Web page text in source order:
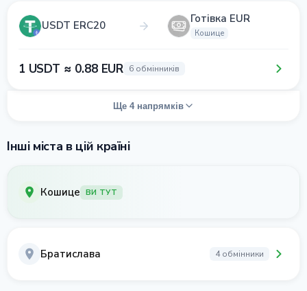
USDT ERC20 Готівка EUR
Кошице
1 USDT ≈ 0.88 EUR 6 обмінників
Ще 4 напрямків
Інші міста в цій країні
Кошице ВИ ТУТ
Братислава 4 обмінники